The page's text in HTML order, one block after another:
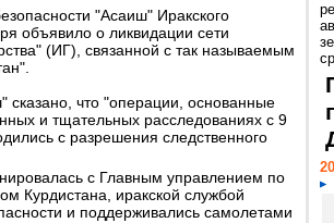
"Асаиш" Иракского
объявило о ликвидации сети
(ИГ), связанной с так называемым
сказано, что "операции, основанные
и тщательных расследованиях с 9
с разрешения следственного
с Главным управлением по
Курдистана, иракской службой
и поддерживались самолетами